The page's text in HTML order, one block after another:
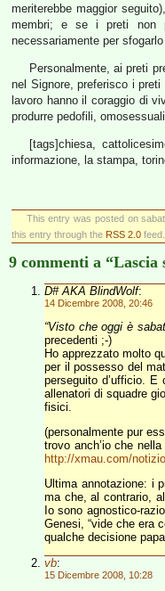
meriterebbe maggior
membri; e se i preti non
necessariamente per
Personalmente, ai preti
nel Signore, preferisco i
lavoro hanno il coraggio di
produrre pedofili,
[tags]chiesa,
informazione, la stampa,
This entry was posted on
this entry through the RSS 2.0
9 commenti a “Lascia
D# AKA BlindWolf:
14 Dicembre 2008, 20:46
“Visto che oggi è
precedenti ;-)
Ho apprezzato molto
per il possesso del
perseguito d’ufficio.
allenatori di squadre
fisici.
(personalmente pur
trovo anch’io che
http://xmau.com/
Ultima annotazione: i
ma che, al contrario,
Io sono agnostico-
Genesi, “vide che era
qualche decisione
vb:
15 Dicembre 2008, 10:28